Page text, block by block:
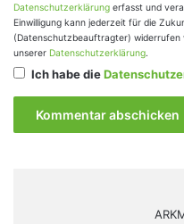
Datenschutzerklärung erfasst und
Einwilligung kann jederzeit für die
(Datenschutzbeauftragter) widerrufen
unserer Datenschutzerklärung.
Ich habe die